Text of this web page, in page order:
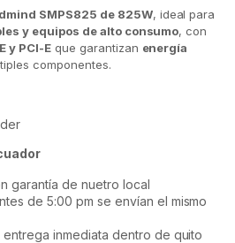
SMPS825 de 825W, ideal para
y equipos de alto consumo, con
y PCI-Eque garantizan energía
componentes.
garantía de nuetro local
de 5:00 pm se envían el mismo
inmediata dentro de quito